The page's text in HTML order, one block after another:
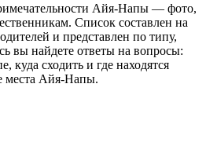
Айя-Напы — фото,
Список составлен на
и представлен по типу,
вы найдете ответы на вопросы:
куда сходить и где находятся
места Айя-Напы.